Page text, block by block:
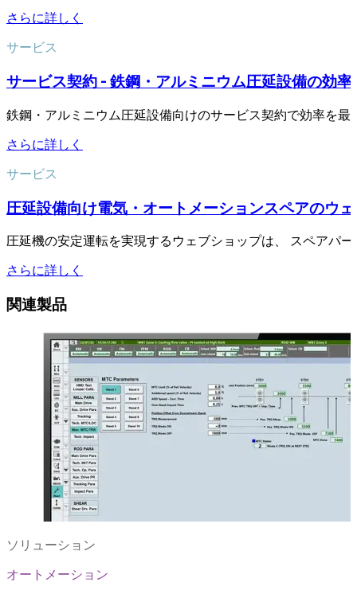
さらに詳しく
サービス
サービス契約 - 鉄鋼・アルミニウム圧延設備の効率
鉄鋼・アルミニウム圧延設備向けのサービス契約で効率を
さらに詳しく
サービス
圧延設備向け電気・オートメーションスペアのウ
圧延機の安定運転を実現するウェブショップは、 スペアパ
さらに詳しく
関連製品
ソリューション
オートメーション